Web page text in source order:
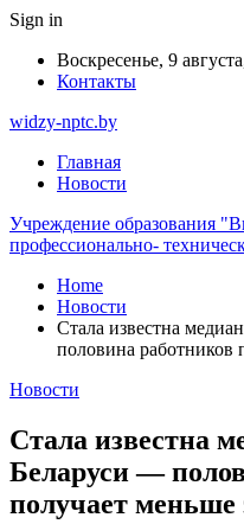
Sign in
Воскресенье, 9
Контакты
widzy-nptc.by
Главная
Новости
Учреждение образования
профессионально-
Home
Новости
Стала известна
половина работников
Новости
Стала известна
Беларуси —
получает